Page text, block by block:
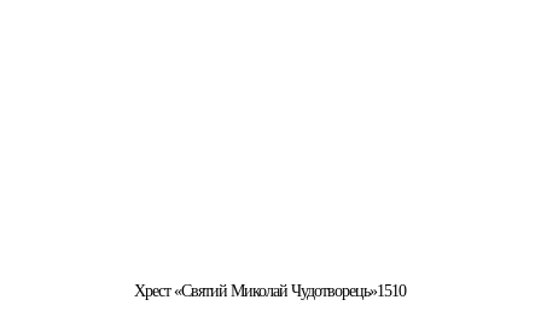
Хрест «Святий Миколай Чудотворець»1510